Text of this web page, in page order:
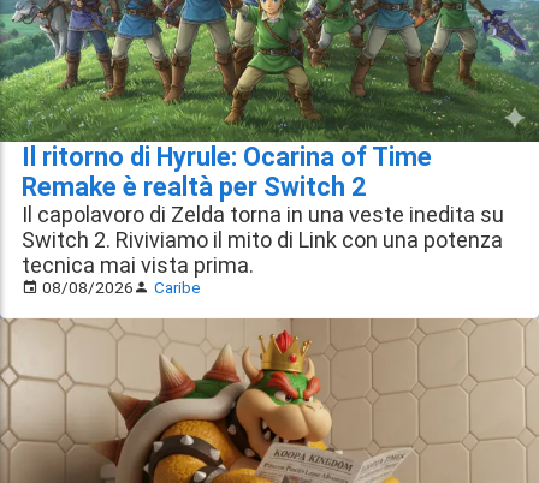
Il ritorno di Hyrule: Ocarina of Time
Remake è realtà per Switch 2
Il capolavoro di Zelda torna in una veste inedita su
Switch 2. Riviviamo il mito di Link con una potenza
tecnica mai vista prima.
08/08/2026 Caribe